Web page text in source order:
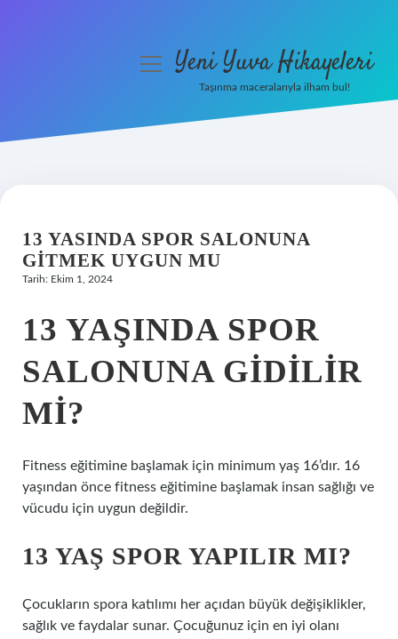
Hakkımızda
menüyüYeni Yuva Hikayeleri
Taşınma maceralarıyla ilham bul!
13 YASINDA SPOR SALONUNA
GITMEK UYGUN MU
Tarih: Ekim 1, 2024
13 YAŞINDA SPOR
SALONUNA GIDILIR
MI?
Fitness eğitimine başlamak için minimum yaş 16’dır. 16
yaşından önce fitness eğitimine başlamak insan sağlığı ve
vücudu için uygun değildir.
13 YAŞ SPOR YAPILIR MI?
Çocukların spora katılımı her açıdan büyük değişiklikler,
sağlık ve faydalar sunar. Çocuğunuz için en iyi olanı